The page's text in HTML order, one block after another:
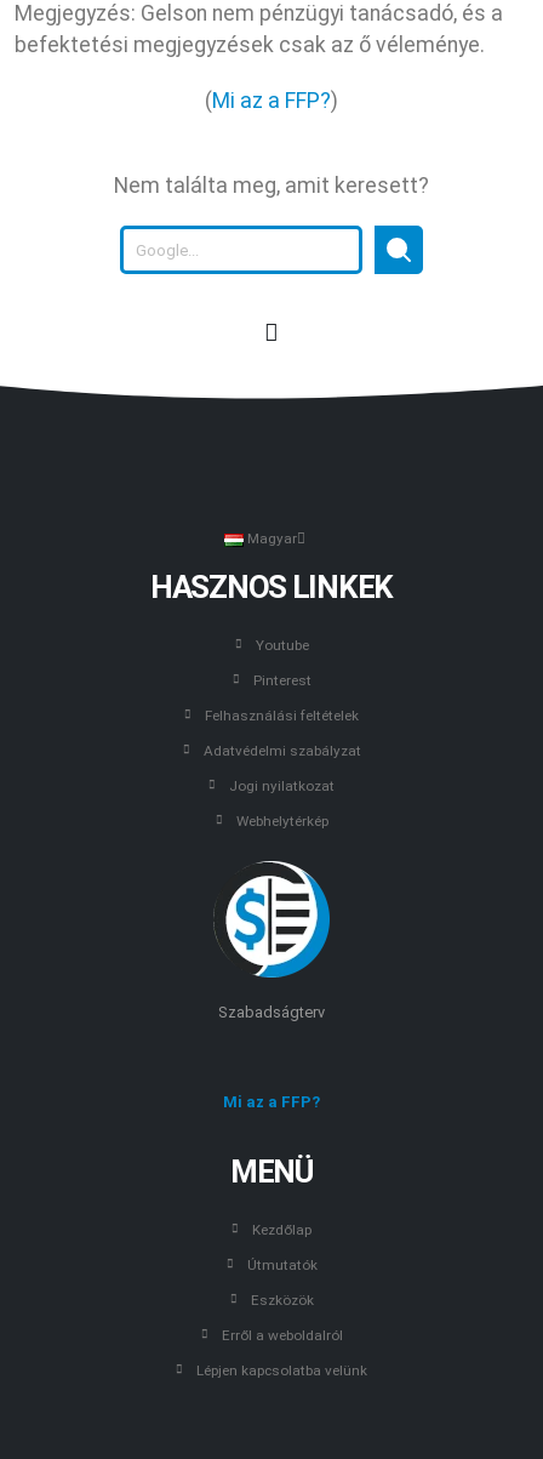
Megjegyzés: Gelson nem pénzügyi tanácsadó, és a
befektetési megjegyzések csak az ő véleménye.
(Mi az a FFP?)
Nem találta meg, amit keresett?
Magyar
HASZNOS LINKEK
Youtube
Pinterest
Felhasználási feltételek
Adatvédelmi szabályzat
Jogi nyilatkozat
Webhelytérkép
Szabadságterv
Mi az a FFP?
MENÜ
Kezdőlap
Útmutatók
Eszközök
Erről a weboldalról
Lépjen kapcsolatba velünk